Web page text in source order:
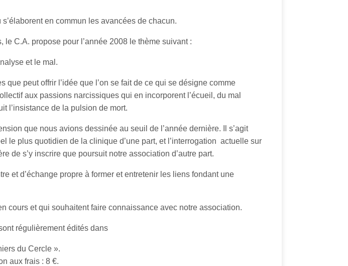
en commun les avancées de chacun.
C.A. propose pour l’année 2008 le thème suivant :
et le mal.
peut offrir l’idée que l’on se fait de ce qui se désigne comme
aux passions narcissiques qui en incorporent l’écueil, du mal
l’insistance de la pulsion de mort.
que nous avions dessinée au seuil de l’année dernière. Il s’agit
le plus quotidien de la clinique d’une part, et l’interrogation actuelle sur
de s’y inscrire que poursuit notre association d’autre part.
et d’échange propre à former et entretenir les liens fondant une
cours et qui souhaitent faire connaissance avec notre association.
régulièrement édités dans
du Cercle ».
aux frais : 8 €.